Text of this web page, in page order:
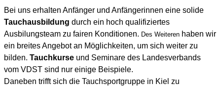
Bei uns erhalten Anfänger und Anfängerinnen eine solide
Tauchausbildung durch ein hoch qualifiziertes
Ausbilungsteam zu fairen Konditionen. Des Weiteren haben wir
ein breites Angebot an Möglichkeiten, um sich weiter zu
bilden. Tauchkurse und Seminare des Landesverbands
vom VDST sind nur einige Beispiele.
Daneben trifft sich die Tauchsportgruppe in Kiel zu